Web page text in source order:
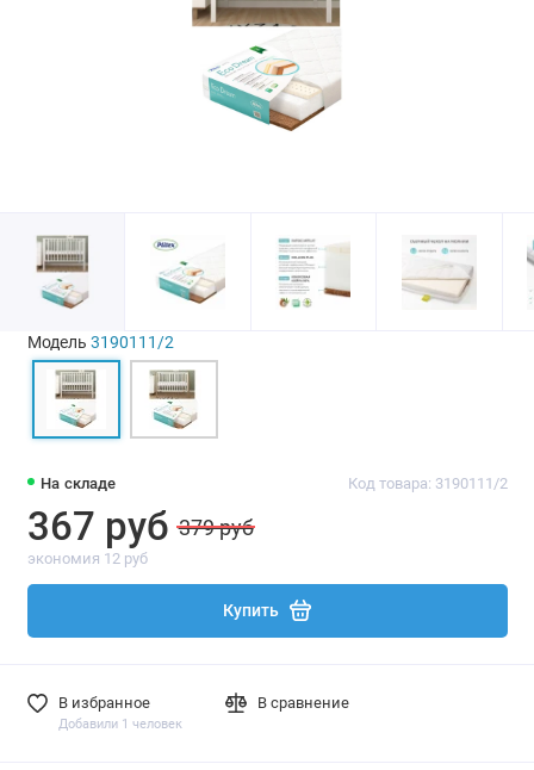
На складе Код товара: 3190111/2
367 руб 379 руб
экономия 12 руб
Купить
В избранное
Добавили 1 человек
В сравнение
Модель 3190111/2